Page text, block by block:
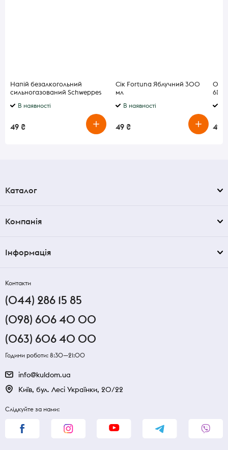
Напій безалкогольний
сильногазований Schweppes
В наявності
49 ₴
Сік Fortuna Яблучний 300
мл
В наявності
49 ₴
6%
49 ₴
Каталог
Компанія
Інформація
Контакти
(044) 286 15 85
(098) 606 40 00
(063) 606 40 00
Години роботи: 8:30—21:00
info@kuldom.ua
Київ, бул. Лесі Українки, 20/22
Слідкуйте за нами: